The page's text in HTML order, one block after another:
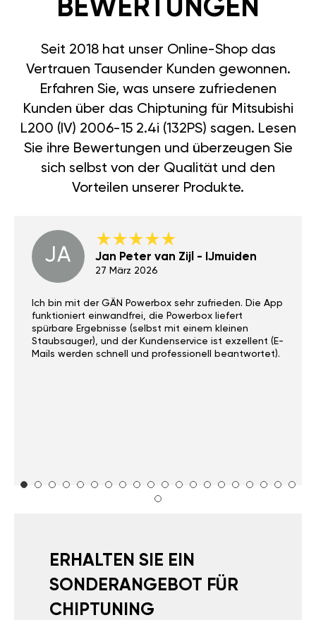
BEWERTUNGEN
Seit 2018 hat unser Online-Shop das
Vertrauen Tausender Kunden gewonnen.
Erfahren Sie, was unsere zufriedenen
Kunden über das Chiptuning für Mitsubishi
L200 (IV) 2006-15 2.4i (132PS) sagen. Lesen
Sie ihre Bewertungen und überzeugen Sie
sich selbst von der Qualität und den
Vorteilen unserer Produkte.
JA Jan Peter van Zijl - IJmuiden
27 März 2026
Ich bin mit der GÄN Powerbox sehr zufrieden. Die App
funktioniert einwandfrei, die Powerbox liefert
spürbare Ergebnisse (selbst mit einem kleinen
Staubsauger), und der Kundenservice ist exzellent (E-
Mails werden schnell und professionell beantwortet).
ERHALTEN SIE EIN
SONDERANGEBOT FÜR
CHIPTUNING